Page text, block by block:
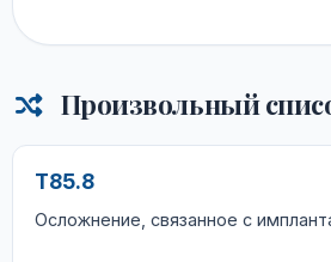
Произвольный
T85.8
Осложнение, связанное с